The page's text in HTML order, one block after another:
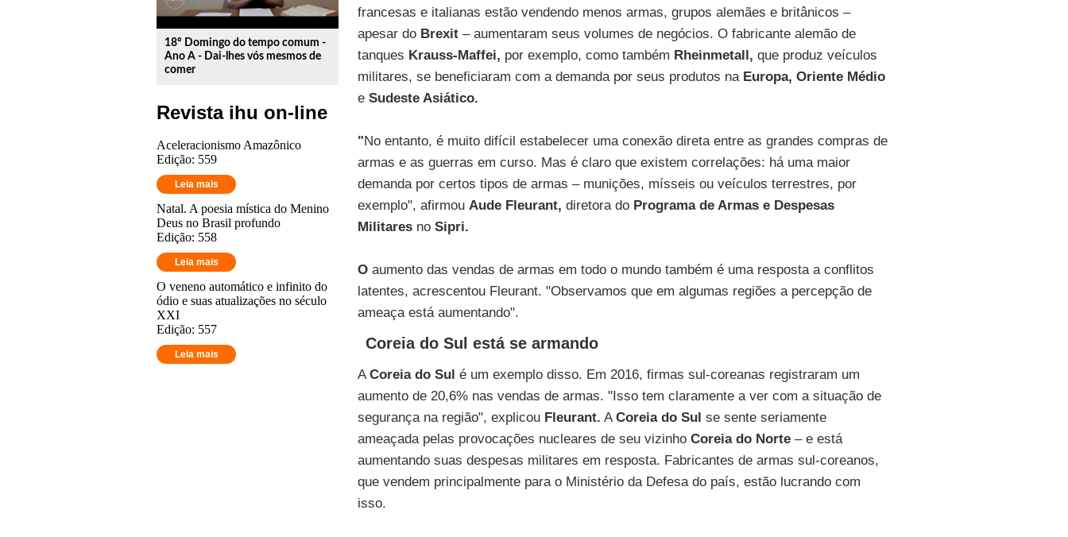
18º Domingo do tempo comum -
Ano A - Dai-lhes vós mesmos de
comer
Revista ihu on-line
Aceleracionismo Amazônico
Edição: 559
Leia mais
Natal. A poesia mística do Menino
Deus no Brasil profundo
Edição: 558
Leia mais
O veneno automático e infinito do
ódio e suas atualizações no século
XXI
Edição: 557
Leia mais
francesas e italianas estão vendendo menos armas, grupos alemães e britânicos –
apesar do Brexit– aumentaram seus volumes de negócios. O fabricante alemão de
tanques Krauss-Maffei, por exemplo, como também Rheinmetall, que produz veículos
militares, se beneficiaram com a demanda por seus produtos na Europa, Oriente Médio
e Sudeste Asiático.
"No entanto, é muito difícil estabelecer uma conexão direta entre as grandes compras de
armas e as guerras em curso. Mas é claro que existem correlações: há uma maior
demanda por certos tipos de armas – munições, mísseis ou veículos terrestres, por
exemplo", afirmou Aude Fleurant, diretora do Programa de Armas e Despesas
Militaresno Sipri.
Oaumento das vendas de armas em todo o mundo também é uma resposta a conflitos
latentes, acrescentou Fleurant. "Observamos que em algumas regiões a percepção de
ameaça está aumentando".
Coreia do Sul está se armando
ACoreia do Sul é um exemplo disso. Em 2016, firmas sul-coreanas registraram um
aumento de 20,6% nas vendas de armas. "Isso tem claramente a ver com a situação de
segurança na região", explicou Fleurant. ACoreia do Sul se sente seriamente
ameaçada pelas provocações nucleares de seu vizinho Coreia do Norte– e está
aumentando suas despesas militares em resposta. Fabricantes de armas sul-coreanos,
que vendem principalmente para o Ministério da Defesa do país, estão lucrando com
isso.